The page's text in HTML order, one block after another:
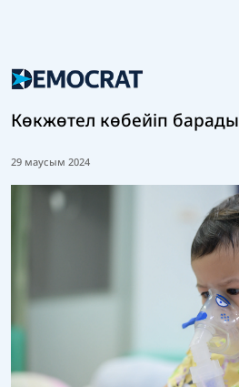
Көкжөтел көбейіп барады
29 маусым 2024